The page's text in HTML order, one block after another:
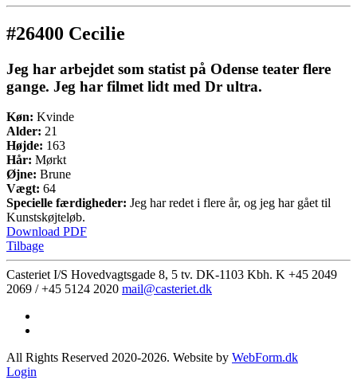
#26400 Cecilie
Jeg har arbejdet som statist på Odense teater flere
gange. Jeg har filmet lidt med Dr ultra.
Køn: Kvinde
Alder: 21
Højde: 163
Hår: Mørkt
Øjne: Brune
Vægt: 64
Specielle færdigheder: Jeg har redet i flere år, og jeg har gået til
Kunstskøjteløb.
Download PDF
Tilbage
Casteriet I/S Hovedvagtsgade 8, 5 tv. DK-1103 Kbh. K +45 2049
2069 / +45 5124 2020 mail@casteriet.dk
All Rights Reserved 2020-2026. Website by WebForm.dk
Login